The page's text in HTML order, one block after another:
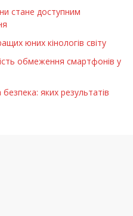
стане доступним
юних кінологів світу
обмеження смартфонів у
яких результатів